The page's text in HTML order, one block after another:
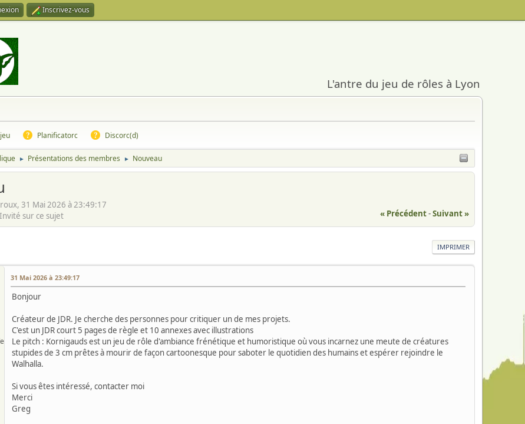
Inscrivez-vous
L'antre du jeu de rôles à Lyon
Planificatorc Discorc(d)
► Présentations des membres ► Nouveau
31 Mai 2026 à 23:49:17
« Précédent-Suivant »
sur ce sujet
IMPRIMER
31 Mai 2026 à 23:49:17
Bonjour
Créateur de JDR. Je cherche des personnes pour critiquer un de mes projets.
C'est un JDR court 5 pages de règle et 10 annexes avec illustrations
Le pitch : Kornigauds est un jeu de rôle d'ambiance frénétique et humoristique où vous incarnez une meute de créatures
stupides de 3 cm prêtes à mourir de façon cartoonesque pour saboter le quotidien des humains et espérer rejoindre le
Walhalla.
Si vous êtes intéressé, contacter moi
Merci
Greg